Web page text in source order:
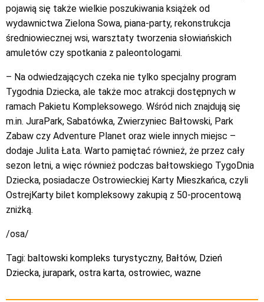
pojawią się także wielkie poszukiwania książek od
wydawnictwa Zielona Sowa, piana-party, rekonstrukcja
średniowiecznej wsi, warsztaty tworzenia słowiańskich
amuletów czy spotkania z paleontologami.
– Na odwiedzających czeka nie tylko specjalny program
Tygodnia Dziecka, ale także moc atrakcji dostępnych w
ramach Pakietu Kompleksowego. Wśród nich znajdują się
m.in. JuraPark, Sabatówka, Zwierzyniec Bałtowski, Park
Zabaw czy Adventure Planet oraz wiele innych miejsc –
dodaje Julita Łata. Warto pamiętać również, że przez cały
sezon letni, a więc również podczas bałtowskiego TygoDnia
Dziecka, posiadacze Ostrowieckiej Karty Mieszkańca, czyli
OstrejKarty bilet kompleksowy zakupią z 50-procentową
zniżką.
/osa/
Tagi: baltowski kompleks turystyczny, Bałtów, Dzień
Dziecka, jurapark, ostra karta, ostrowiec, wazne